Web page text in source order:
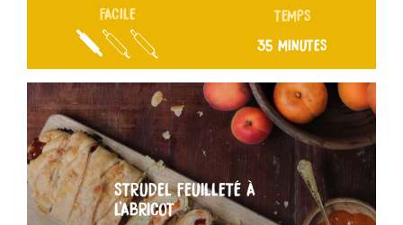
FACILE TEMPS
35 MINUTES
STRUDEL FEUILLETÉ À
L’ABRICOT